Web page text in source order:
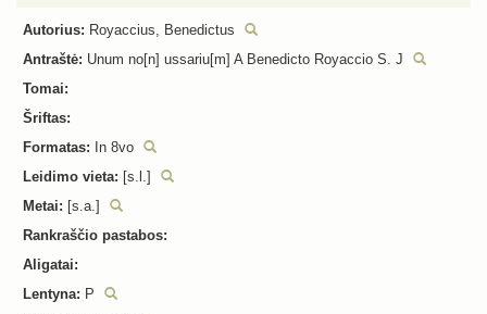
Autorius: Royaccius, Benedictus
Antraštė: Unum no[n] ussariu[m] A Benedicto Royaccio S. J
Tomai:
Šriftas:
Formatas: In 8vo
Leidimo vieta: [s.l.]
Metai: [s.a.]
Rankraščio pastabos:
Aligatai:
Lentyna: P